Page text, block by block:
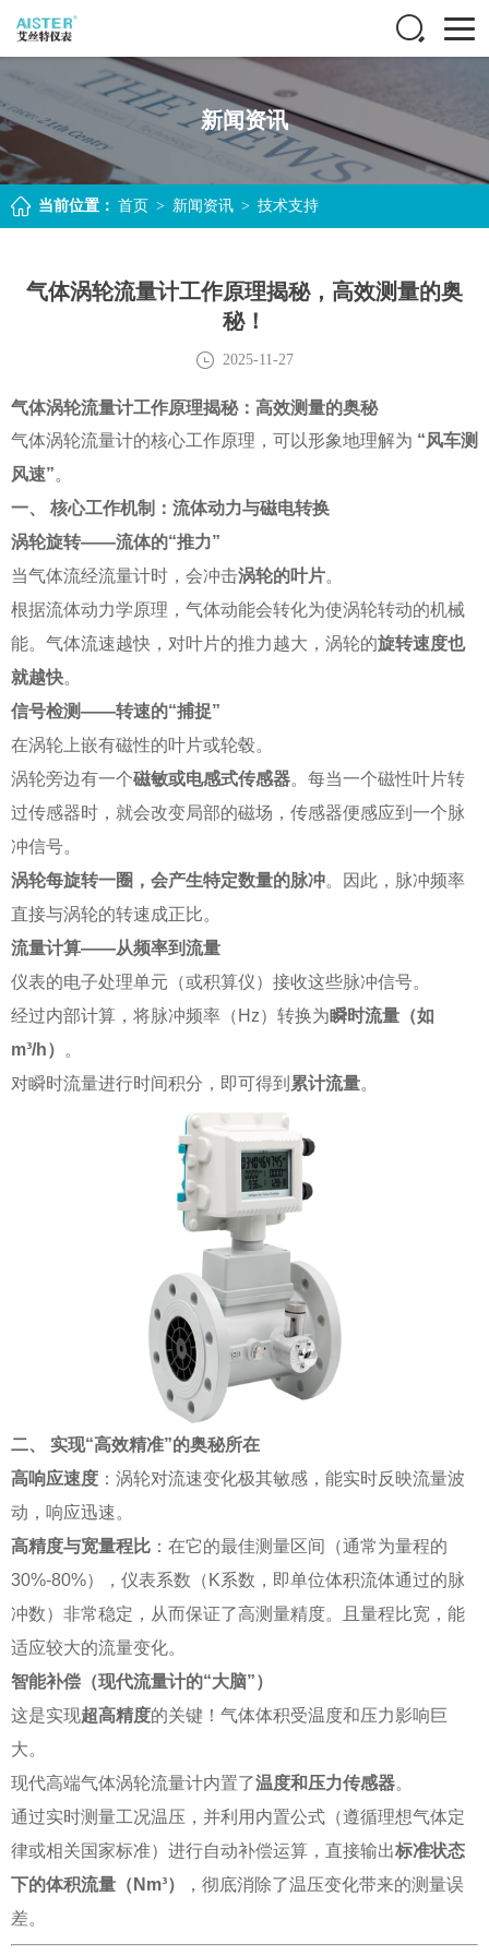
新闻资讯
当前位置： 首页 > 新闻资讯 > 技术支持
气体涡轮流量计工作原理揭秘，高效测量的奥
秘！
2025-11-27
气体涡轮流量计工作原理揭秘：高效测量的奥秘
气体涡轮流量计的核心工作原理，可以形象地理解为 “风车测
风速”。
一、 核心工作机制：流体动力与磁电转换
涡轮旋转——流体的“推力”
当气体流经流量计时，会冲击涡轮的叶片。
根据流体动力学原理，气体动能会转化为使涡轮转动的机械
能。气体流速越快，对叶片的推力越大，涡轮的旋转速度也
就越快。
信号检测——转速的“捕捉”
在涡轮上嵌有磁性的叶片或轮毂。
涡轮旁边有一个磁敏或电感式传感器。每当一个磁性叶片转
过传感器时，就会改变局部的磁场，传感器便感应到一个脉
冲信号。
涡轮每旋转一圈，会产生特定数量的脉冲。因此，脉冲频率
直接与涡轮的转速成正比。
流量计算——从频率到流量
仪表的电子处理单元（或积算仪）接收这些脉冲信号。
经过内部计算，将脉冲频率（Hz）转换为瞬时流量（如
m³/h）
。
对瞬时流量进行时间积分，即可得到 累计流量。
二、 实现“高效精准”的奥秘所在
高响应速度 ：涡轮对流速变化极其敏感，能实时反映流量波
动，响应迅速。
高精度与宽量程比 ：在它的最佳测量区间（通常为量程的
30%-80%），仪表系数（K系数，即单位体积流体通过的脉
冲数）非常稳定，从而保证了高测量精度。且量程比宽，能
适应较大的流量变化。
智能补偿（现代流量计的“大脑”）
这是实现超高精度的关键！气体体积受温度和压力影响巨
大。
现代高端气体涡轮流量计内置了温度和压力传感器。
通过实时测量工况温压，并利用内置公式（遵循理想气体定
律或相关国家标准）进行自动补偿运算，直接输出标准状态
下的体积流量（Nm³）
，彻底消除了温压变化带来的测量误
差。